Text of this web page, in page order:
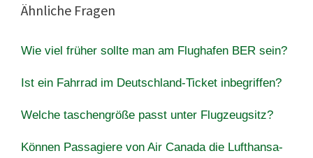
Ähnliche Fragen
Wie viel früher sollte man am Flughafen BER sein?
Ist ein Fahrrad im Deutschland-Ticket inbegriffen?
Welche taschengröße passt unter Flugzeugsitz?
Können Passagiere von Air Canada die Lufthansa-